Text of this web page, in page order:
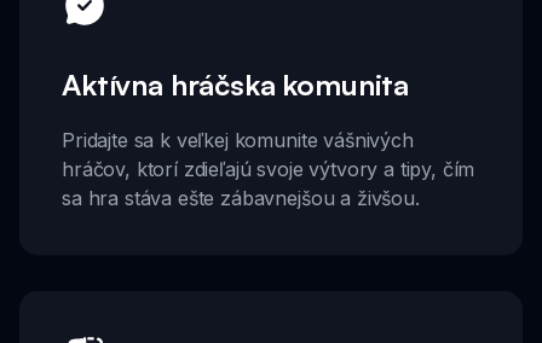
Aktívna hráčska komunita
Pridajte sa k veľkej komunite vášnivých
hráčov, ktorí zdieľajú svoje výtvory a tipy, čím
sa hra stáva ešte zábavnejšou a živšou.